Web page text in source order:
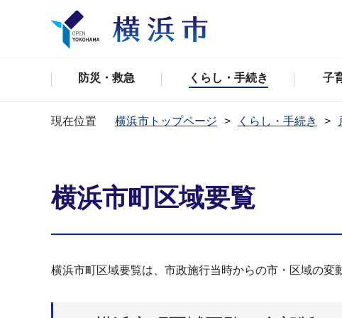
防災・救急 くらし・手続き 子
現在位置 横浜市トップページ くらし・手続き
横浜市町区域要覧
横浜市町区域要覧は、市政施行当時からの市・区域の変